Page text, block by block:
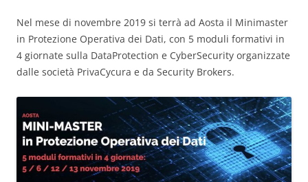
Nel mese di novembre 2019 si terrà ad Aosta il Minimaster
in Protezione Operativa dei Dati, con 5 moduli formativi in
4 giornate sulla DataProtection e CyberSecurity organizzate
dalle società PrivaCycura e da Security Brokers.